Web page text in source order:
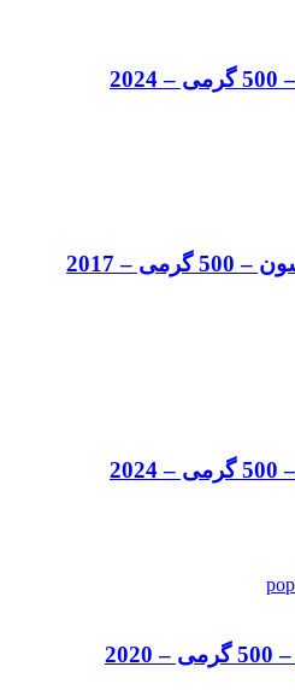
– 2017